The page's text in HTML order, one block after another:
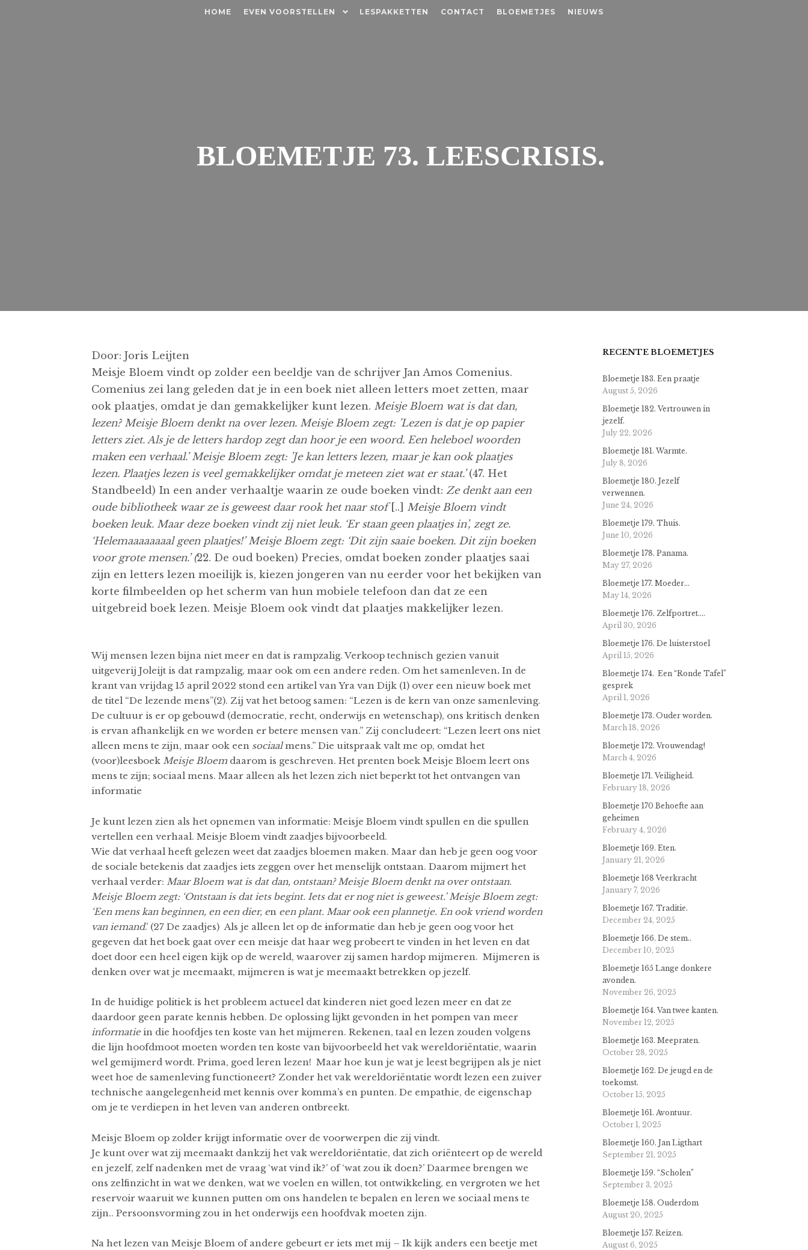
HOME EVEN VOORSTELLEN LESPAKKETTEN CONTACT BLOEMETJES NIEUWS
BLOEMETJE 73. LEESCRISIS.
Door: Joris Leijten
Meisje Bloem vindt op zolder een beeldje van de schrijver Jan Amos Comenius.
Comenius zei lang geleden dat je in een boek niet alleen letters moet zetten, maar
ook plaatjes, omdat je dan gemakkelijker kunt lezen. Meisje Bloem wat is dat dan,
lezen? Meisje Bloem denkt na over lezen. Meisje Bloem zegt: ’Lezen is dat je op papier
letters ziet. Als je de letters hardop zegt dan hoor je een woord. Een heleboel woorden
maken een verhaal.’ Meisje Bloem zegt: ’Je kan letters lezen, maar je kan ook plaatjes
lezen. Plaatjes lezen is veel gemakkelijker omdat je meteen ziet wat er staat.’(47. Het
Standbeeld) In een ander verhaaltje waarin ze oude boeken vindt: Ze denkt aan een
oude bibliotheek waar ze is geweest daar rook het naar stof [..] Meisje Bloem vindt
boeken leuk. Maar deze boeken vindt zij niet leuk. ‘Er staan geen plaatjes in’, zegt ze.
‘Helemaaaaaaaal geen plaatjes!’ Meisje Bloem zegt: ‘Dit zijn saaie boeken. Dit zijn boeken
voor grote mensen.’ (22. De oud boeken) Precies, omdat boeken zonder plaatjes saai
zijn en letters lezen moeilijk is, kiezen jongeren van nu eerder voor het bekijken van
korte filmbeelden op het scherm van hun mobiele telefoon dan dat ze een
uitgebreid boek lezen. Meisje Bloem ook vindt dat plaatjes makkelijker lezen.
Wij mensen lezen bijna niet meer en dat is rampzalig. Verkoop technisch gezien vanuit
uitgeverij Joleijt is dat rampzalig, maar ook om een andere reden. Om het samenleven. In de
krant van vrijdag 15 april 2022 stond een artikel van Yra van Dijk (1) over een nieuw boek met
de titel “De lezende mens”(2). Zij vat het betoog samen: “Lezen is de kern van onze samenleving.
De cultuur is er op gebouwd (democratie, recht, onderwijs en wetenschap), ons kritisch denken
is ervan afhankelijk en we worden er betere mensen van.” Zij concludeert: “Lezen leert ons niet
alleen mens te zijn, maar ook een sociaalmens.” Die uitspraak valt me op, omdat het
(voor)leesboek Meisje Bloem daarom is geschreven. Het prenten boek Meisje Bloem leert ons
mens te zijn; sociaal mens. Maar alleen als het lezen zich niet beperkt tot het ontvangen van
informatie
Je kunt lezen zien als het opnemen van informatie: Meisje Bloem vindt spullen en die spullen
vertellen een verhaal. Meisje Bloem vindt zaadjes bijvoorbeeld.
Wie dat verhaal heeft gelezen weet dat zaadjes bloemen maken. Maar dan heb je geen oog voor
de sociale betekenis dat zaadjes iets zeggen over het menselijk ontstaan. Daarom mijmert het
verhaal verder: Maar Bloem wat is dat dan, ontstaan? Meisje Bloem denkt na over ontstaan.
Meisje Bloem zegt: ‘Ontstaan is dat iets begint. Iets dat er nog niet is geweest.’ Meisje Bloem zegt:
‘Een mens kan beginnen, en een dier, en een plant. Maar ook een plannetje. En ook vriend worden
van iemand.’ (27 De zaadjes) Als je alleen let op de informatie dan heb je geen oog voor het
gegeven dat het boek gaat over een meisje dat haar weg probeert te vinden in het leven en dat
doet door een heel eigen kijk op de wereld, waarover zij samen hardop mijmeren. Mijmeren is
denken over wat je meemaakt, mijmeren is wat je meemaakt betrekken op jezelf.
In de huidige politiek is het probleem actueel dat kinderen niet goed lezen meer en dat ze
daardoor geen parate kennis hebben. De oplossing lijkt gevonden in het pompen van meer
informatiein die hoofdjes ten koste van het mijmeren. Rekenen, taal en lezen zouden volgens
die lijn hoofdmoot moeten worden ten koste van bijvoorbeeld het vak wereldoriëntatie, waarin
wel gemijmerd wordt. Prima, goed leren lezen! Maar hoe kun je wat je leest begrijpen als je niet
weet hoe de samenleving functioneert? Zonder het vak wereldoriëntatie wordt lezen een zuiver
technische aangelegenheid met kennis over komma’s en punten. De empathie, de eigenschap
om je te verdiepen in het leven van anderen ontbreekt.
Meisje Bloem op zolder krijgt informatie over de voorwerpen die zij vindt.
Je kunt over wat zij meemaakt dankzij het vak wereldoriëntatie, dat zich oriënteert op de wereld
en jezelf, zelf nadenken met de vraag ‘wat vind ik?’ of ‘wat zou ik doen?’ Daarmee brengen we
ons zelfinzicht in wat we denken, wat we voelen en willen, tot ontwikkeling, en vergroten we het
reservoir waaruit we kunnen putten om ons handelen te bepalen en leren we sociaal mens te
zijn.. Persoonsvorming zou in het onderwijs een hoofdvak moeten zijn.
Na het lezen van Meisje Bloem of andere gebeurt er iets met mij – Ik kijk anders een beetje met
RECENTE BLOEMETJES
Bloemetje 183. Een praatje
August 5, 2026
Bloemetje 182. Vertrouwen in
jezelf.
July 22, 2026
Bloemetje 181. Warmte.
July 8, 2026
Bloemetje 180. Jezelf
verwennen.
June 24, 2026
Bloemetje 179. Thuis.
June 10, 2026
Bloemetje 178. Panama.
May 27, 2026
Bloemetje 177. Moeder…
May 14, 2026
Bloemetje 176. Zelfportret….
April 30, 2026
Bloemetje 176. De luisterstoel
April 15, 2026
Bloemetje 174. Een “Ronde Tafel”
gesprek
April 1, 2026
Bloemetje 173. Ouder worden.
March 18, 2026
Bloemetje 172. Vrouwendag!
March 4, 2026
Bloemetje 171. Veiligheid.
February 18, 2026
Bloemetje 170 Behoefte aan
geheimen
February 4, 2026
Bloemetje 169. Eten.
January 21, 2026
Bloemetje 168 Veerkracht
January 7, 2026
Bloemetje 167. Traditie.
December 24, 2025
Bloemetje 166. De stem..
December 10, 2025
Bloemetje 165 Lange donkere
avonden.
November 26, 2025
Bloemetje 164. Van twee kanten.
November 12, 2025
Bloemetje 163. Meepraten.
October 28, 2025
Bloemetje 162. De jeugd en de
toekomst.
October 15, 2025
Bloemetje 161. Avontuur.
October 1, 2025
Bloemetje 160. Jan Ligthart
September 21, 2025
Bloemetje 159. “Scholen”
September 3, 2025
Bloemetje 158. Ouderdom
August 20, 2025
Bloemetje 157. Reizen.
August 6, 2025